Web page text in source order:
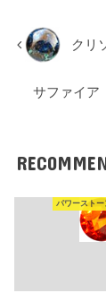
クリ
サファイア
パワースト